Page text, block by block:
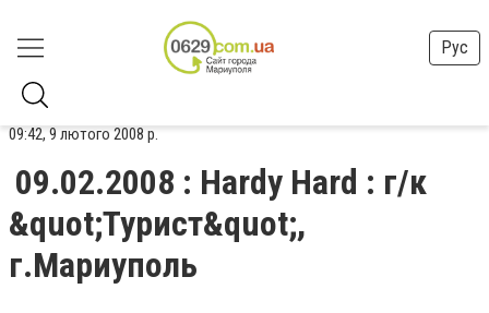
Рус
09:42, 9 лютого 2008 р.
09.02.2008 : Hardy Hard : г/к
&quot;Турист&quot;,
г.Мариуполь